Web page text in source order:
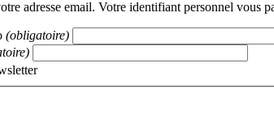
adresse email. Votre identifiant personnel vous
(obligatoire)